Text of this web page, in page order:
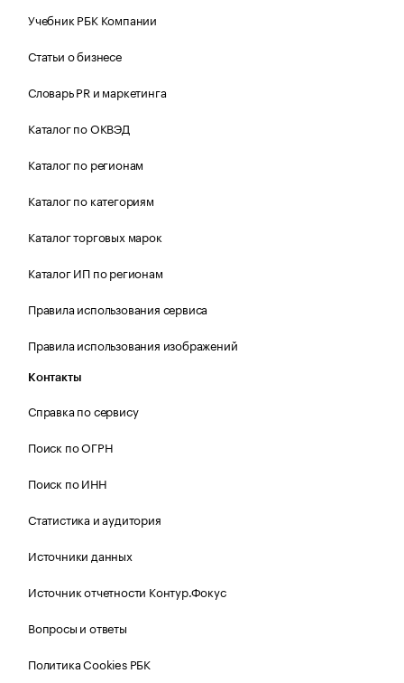
Учебник РБК Компании
Статьи о бизнесе
Словарь PR и маркетинга
Каталог по ОКВЭД
Каталог по регионам
Каталог по категориям
Каталог торговых марок
Каталог ИП по регионам
Правила использования сервиса
Правила использования изображений
Контакты
Справка по сервису
Поиск по ОГРН
Поиск по ИНН
Статистика и аудитория
Источники данных
Источник отчетности Контур.Фокус
Вопросы и ответы
Политика Cookies РБК